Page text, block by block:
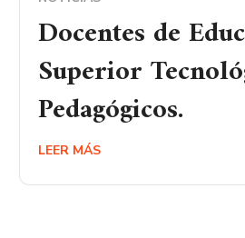
Docentes de
Superior
Pedagógicos.
LEER MÁS